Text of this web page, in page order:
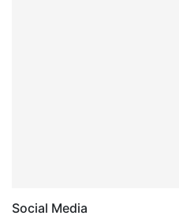
Social Media